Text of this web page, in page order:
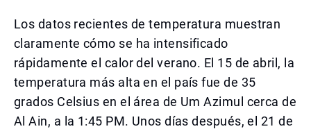
Los datos recientes de temperatura muestran
claramente cómo se ha intensificado
rápidamente el calor del verano. El 15 de abril, la
temperatura más alta en el país fue de 35
grados Celsius en el área de Um Azimul cerca de
Al Ain, a la 1:45 PM. Unos días después, el 21 de